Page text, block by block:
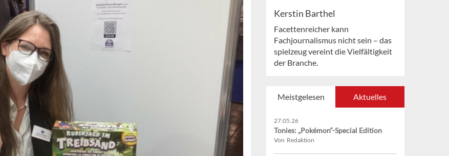
Kerstin Barthel
Facettenreicher kann
Fachjournalismus nicht sein – das
spielzeug vereint die Vielfältigkeit
der Branche.
Meistgelesen Aktuelles
27.05.26
Tonies: „Pokémon“-Special Edition
Von Redaktion